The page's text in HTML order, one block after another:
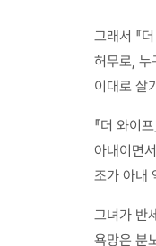
그래서 『
허무로, 누
이대로 살
『더 와이
아내이면
조가 아내
그녀가 반
욕망은 분